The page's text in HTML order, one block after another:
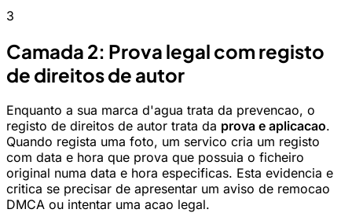
3
Camada 2: Prova legal com registo
de direitos de autor
Enquanto a sua marca d'agua trata da prevencao, o
registo de direitos de autor trata da prova e aplicacao.
Quando regista uma foto, um servico cria um registo
com data e hora que prova que possuia o ficheiro
original numa data e hora especificas. Esta evidencia e
critica se precisar de apresentar um aviso de remocao
DMCA ou intentar uma acao legal.